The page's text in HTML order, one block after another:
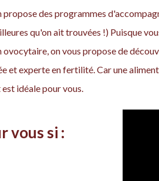
des programmes
qu'on ait trouvées !) Puisque
on vous propose de
et experte en fertilité. Car une
idéale pour vous.
vous si :